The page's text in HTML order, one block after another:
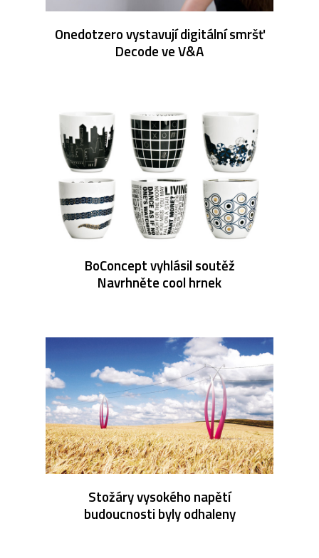
Onedotzero vystavují digitální smršť
Decode ve V&A
BoConcept vyhlásil soutěž
Navrhněte cool hrnek
Stožáry vysokého napětí
budoucnosti byly odhaleny